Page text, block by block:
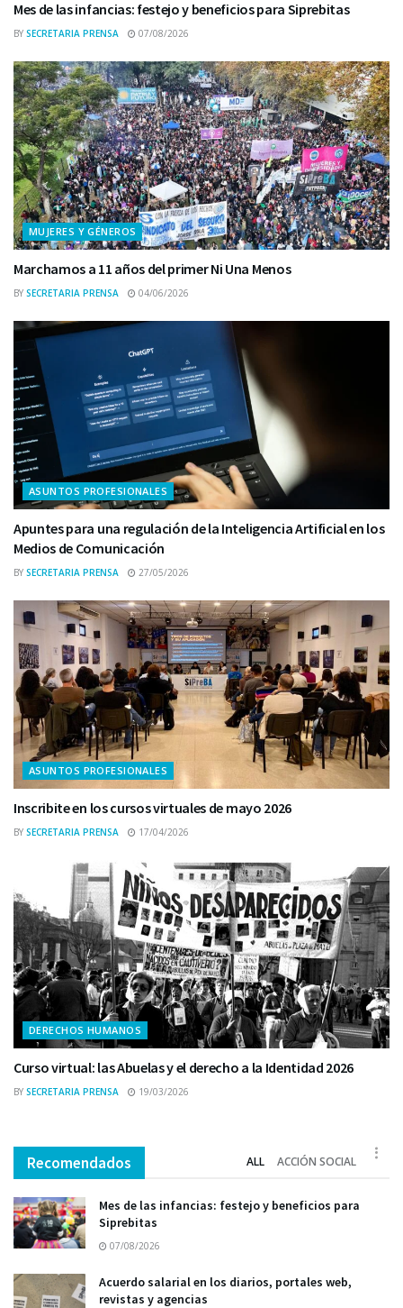
Mes de las infancias: festejo y beneficios para Siprebitas
BY SECRETARIA PRENSA 07/08/2026
MUJERES Y GÉNEROS
Marchamos a 11 años del primer Ni Una Menos
BY SECRETARIA PRENSA 04/06/2026
ASUNTOS PROFESIONALES
Apuntes para una regulación de la Inteligencia Artificial en los
Medios de Comunicación
BY SECRETARIA PRENSA 27/05/2026
ASUNTOS PROFESIONALES
Inscribite en los cursos virtuales de mayo 2026
BY SECRETARIA PRENSA 17/04/2026
DERECHOS HUMANOS
Curso virtual: las Abuelas y el derecho a la Identidad 2026
BY SECRETARIA PRENSA 19/03/2026
Recomendados ALL ACCIÓN SOCIAL
Mes de las infancias: festejo y beneficios para
Siprebitas
07/08/2026
Acuerdo salarial en los diarios, portales web,
revistas y agencias